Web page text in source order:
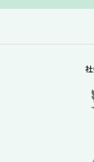
「夏休みの過
公開！】【ニ